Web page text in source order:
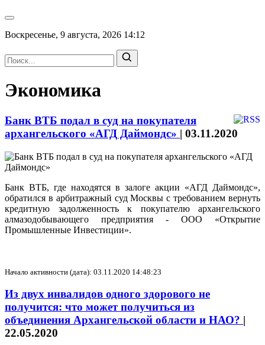
Воскресенье, 9 августа, 2026 14:12
Экономика
Банк ВТБ подал в суд на покупателя
архангельского «АГД Даймондс» | 03.11.2020
Банк ВТБ, где находятся в залоге акции «АГД Даймондс»,
обратился в арбитражный суд Москвы с требованием вернуть
кредитную задолженность к покупателю архангельского
алмазодобывающего предприятия - ООО «Открытие
Промышленные Инвестиции».
Начало активности (дата): 03.11.2020 14:48:23
Из двух инвалидов одного здорового не
получится: что может получиться из
объединения Архангельской области и НАО? |
22.05.2020